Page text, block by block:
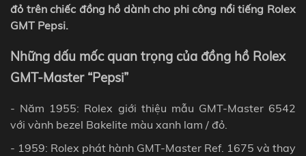
đỏ trên chiếc đồng hồ dành cho phi công nổi tiếng Rolex
GMT Pepsi.
Những dấu mốc quan trọng của đồng hồ Rolex
GMT-Master “Pepsi”
- Năm 1955: Rolex giới thiệu mẫu GMT-Master 6542
với vành bezel Bakelite màu xanh lam / đỏ.
- 1959: Rolex phát hành GMT-Master Ref. 1675 và thay